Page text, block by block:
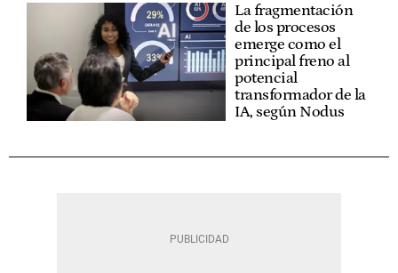
La fragmentación
de los procesos
emerge como el
principal freno al
potencial
transformador de la
IA, según Nodus